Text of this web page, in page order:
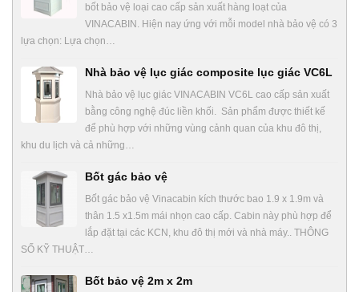
bốt bảo vệ loại cao cấp sản xuất hàng loạt của
VINACABIN. Hiện nay ứng với mỗi model nhà bảo vệ có 3
lựa chọn: Lựa chọn…
Nhà bảo vệ lục giác composite lục giác VC6L
Nhà bảo vệ lục giác VINACABIN VC6L cao cấp sản xuất
bằng công nghệ đúc liền khối. Sản phẩm được thiết kế
để phù hợp với những vùng cảnh quan của khu đô thị,
khu du lịch và cả những…
Bốt gác bảo vệ
Bốt gác bảo vệ Vinacabin kích thước bao 1.9 x 1.9m và
thân 1.5 x1.5m mái nhọn cao cấp. Cabin này phù hợp để
lắp đặt tại các KCN, khu đô thị mới và nhà máy.. THÔNG
SỐ KỸ THUẬT…
Bốt bảo vệ 2m x 2m